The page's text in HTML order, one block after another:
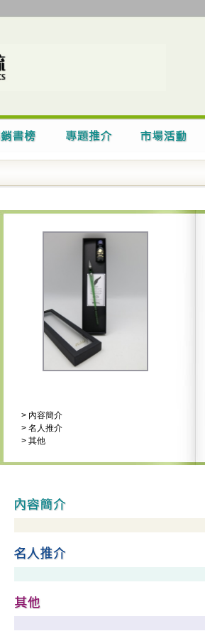
> 內容簡介
> 名人推介
> 其他